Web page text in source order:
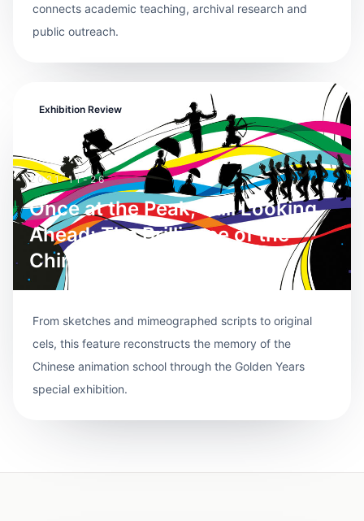
connects academic teaching, archival research and
public outreach.
Exhibition Review
2021-11-26
Once at the Peak, Still Looking
Ahead: The Brilliance of the
Chinese Animation School
From sketches and mimeographed scripts to original
cels, this feature reconstructs the memory of the
Chinese animation school through the Golden Years
special exhibition.